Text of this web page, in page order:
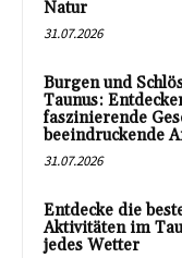
Natur
31.07.2026
Burgen und
Taunus:
faszinierende
beeindruckende
31.07.2026
Entdecke die
Aktivitäten im
jedes Wetter